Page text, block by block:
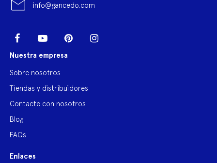
info@gancedo.com
Facebook YouTube Pinterest
Nuestra empresa
Sobre nosotros
Tiendas y distribuidores
Contacte con nosotros
Blog
FAQs
Enlaces